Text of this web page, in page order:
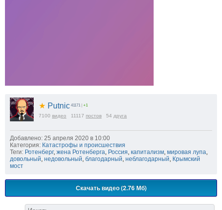
★ Putnic 41171 | +1
7100 видео 11117 постов 54 друга
Добавлено: 25 апреля 2020 в 10:00
Категория: Катастрофы и происшествия
Теги: Ротенберг, жена Ротенберга Россия капитализм мировая лупа
довольный недовольный благодарный неблагодарный Крымский
мост
Скачать видео (2.76 Мб)